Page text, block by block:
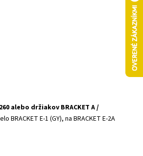
alebo držiakov BRACKET A /
BRACKET E-1 (GY), na BRACKET E-2A